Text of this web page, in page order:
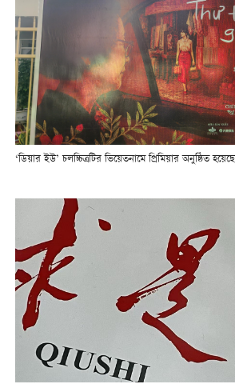
‘ডিয়ার ইউ’ চলচ্চিত্রটির ভিয়েতনামে প্রিমিয়ার অনুষ্ঠিত হয়েছে